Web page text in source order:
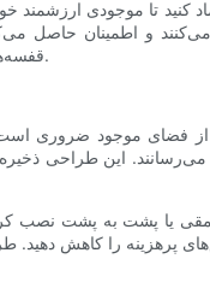
کنید تا موجودی
و اطمینان حاصل
قفسه‌های پالت انتخابی می‌تواند در درازمدت با کاهش نیاز به تعمیرات یا تعویض‌های مکرر، در هزینه‌های شما صرفه‌جویی کند.
از فضای موجود
این طراحی
یا پشت به پشت نصب
پرهزینه را کاهش